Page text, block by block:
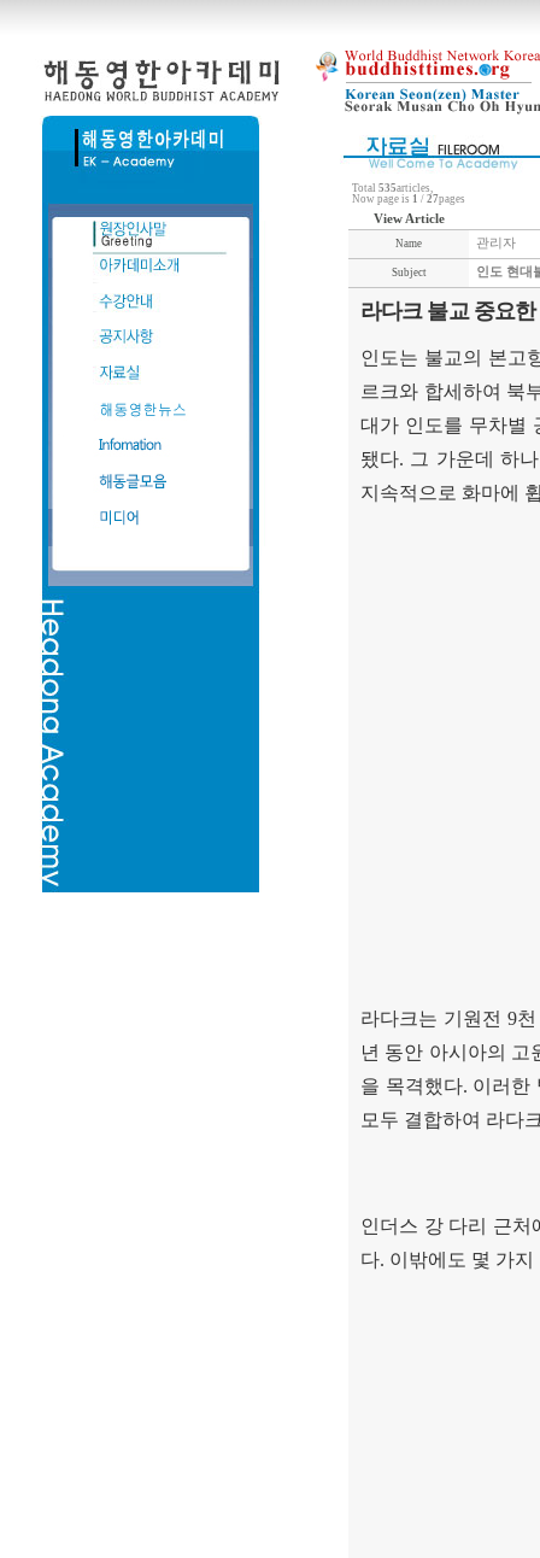
Total 535articles,
Now page is 1 / 27pages
View Article
Name 관리자
Subject 인도 현대
라다크 불교 중요
인도는 불교의 본고
르크와 합세하여 북
대가 인도를 무차별
됐다. 그 가운데 하
지속적으로 화마에
라다크는 기원전 9천
년 동안 아시아의 고
을 목격했다. 이러한
모두 결합하여 라다
인더스 강 다리 근
다. 이밖에도 몇 가